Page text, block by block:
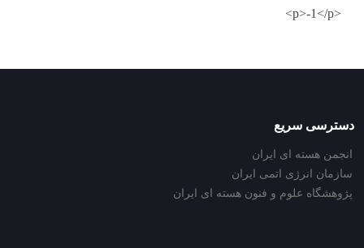
<p>-1</p>
دسترسی سریع
انجمن هسته ای ایران
سازمان انرژی اتمی ایران
پژوهشگاه علوم و فنون هسته ای ایران